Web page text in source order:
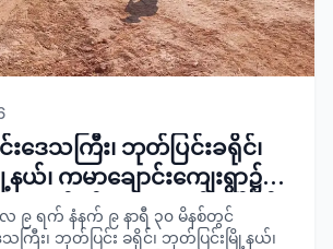
ဒေသကြီး၊ ဘုတ်ပြင်းခရိုင်၊
ယ်၊ ကမာချောင်းကျေးရွာ၌
း လုပ်ငန်းများဆောင်ရွက်နိုင်
င်းဆင်းစစ်ဆေး
လ ၉ ရက် နံနက် ၉ နာရီ ၃၀ မိနစ်တွင်
ကြီး၊ ဘုတ်ပြင်း ခရိုင်၊ ဘုတ်ပြင်းမြို့နယ်၊